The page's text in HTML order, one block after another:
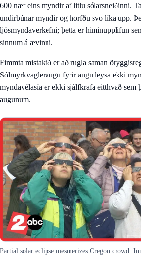
600 nær eins myndir af litlu sólarsneiðinni.
undirbúnar myndir og horfðu svo líka upp.
ljósmyndaverkefni; þetta er himinupplifun
sinnum á ævinni.
Fimmta mistakið er að rugla saman
Sólmyrkvagleraugu fyrir augu leysa ekki
myndavélasía er ekki sjálfkrafa eitthvað sem
augunum.
Partial solar eclipse mesmerizes Oregon crowd: